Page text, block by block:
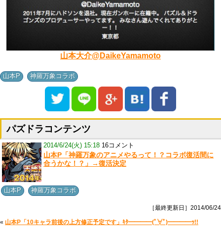
山本大介@DaikeYamamoto
山本P 神羅万象コラボ
パズドラコンテンツ
2014/6/24(火) 15:18 16コメント
山本P「神羅万象のアニメやるって！？コラボ復活間に
合うかな！？」→復活決定
山本P 神羅万象コラボ
［最終更新日］2014/06/24
« 山本P「10キャラ前後の上方修正予定です」ｷﾀ━━━━(ﾟ∀ﾟ)━━━━ｯ!!